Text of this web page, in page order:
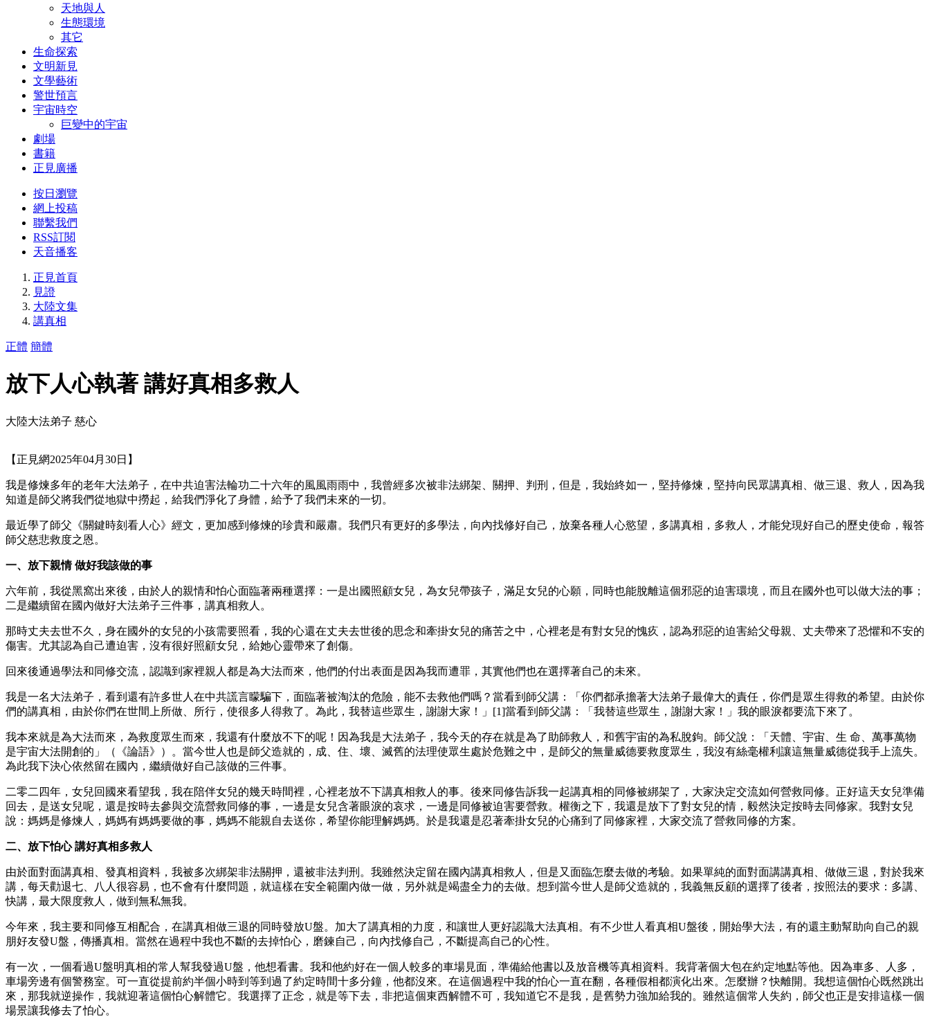
天地與人
生態環境
其它
生命探索
文明新見
文學藝術
警世預言
宇宙時空
巨變中的宇宙
劇場
書籍
正見廣播
按日瀏覽
網上投稿
聯繫我們
RSS訂閱
天音播客
正見首頁
見證
大陸文集
講真相
正體 簡體
放下人心執著 講好真相多救人
大陸大法弟子 慈心
【正見網2025年04月30日】
我是修煉多年的老年大法弟子，在中共迫害法輪功二十六年的風風雨雨中，我曾經多次被非法綁架、關押、判刑，但是，我始終如一，堅持修煉，堅持向民眾講真相、做三退、救人，因為我
知道是師父將我們從地獄中撈起，給我們淨化了身體，給予了我們未來的一切。
最近學了師父《關鍵時刻看人心》經文，更加感到修煉的珍貴和嚴肅。我們只有更好的多學法，向內找修好自己，放棄各種人心慾望，多講真相，多救人，才能兌現好自己的歷史使命，報答
師父慈悲救度之恩。
一、放下親情 做好我該做的事
六年前，我從黑窩出來後，由於人的親情和怕心面臨著兩種選擇：一是出國照顧女兒，為女兒帶孩子，滿足女兒的心願，同時也能脫離這個邪惡的迫害環境，而且在國外也可以做大法的事；
二是繼續留在國內做好大法弟子三件事，講真相救人。
那時丈夫去世不久，身在國外的女兒的小孩需要照看，我的心還在丈夫去世後的思念和牽掛女兒的痛苦之中，心裡老是有對女兒的愧疚，認為邪惡的迫害給父母親、丈夫帶來了恐懼和不安的
傷害。尤其認為自己遭迫害，沒有很好照顧女兒，給她心靈帶來了創傷。
回來後通過學法和同修交流，認識到家裡親人都是為大法而來，他們的付出表面是因為我而遭罪，其實他們也在選擇著自己的未來。
我是一名大法弟子，看到還有許多世人在中共謊言矇騙下，面臨著被淘汰的危險，能不去救他們嗎？當看到師父講：「你們都承擔著大法弟子最偉大的責任，你們是眾生得救的希望。由於你
們的講真相，由於你們在世間上所做、所行，使很多人得救了。為此，我替這些眾生，謝謝大家！」[1]當看到師父講：「我替這些眾生，謝謝大家！」我的眼淚都要流下來了。
我本來就是為大法而來，為救度眾生而來，我還有什麼放不下的呢！因為我是大法弟子，我今天的存在就是為了助師救人，和舊宇宙的為私脫鉤。師父說：「天體、宇宙、生 命、萬事萬物
是宇宙大法開創的」（《論語》）。當今世人也是師父造就的，成、住、壞、滅舊的法理使眾生處於危難之中，是師父的無量威德要救度眾生，我沒有絲毫權利讓這無量威德從我手上流失。
為此我下決心依然留在國內，繼續做好自己該做的三件事。
二零二四年，女兒回國來看望我，我在陪伴女兒的幾天時間裡，心裡老放不下講真相救人的事。後來同修告訴我一起講真相的同修被綁架了，大家決定交流如何營救同修。正好這天女兒準備
回去，是送女兒呢，還是按時去參與交流營救同修的事，一邊是女兒含著眼淚的哀求，一邊是同修被迫害要營救。權衡之下，我還是放下了對女兒的情，毅然決定按時去同修家。我對女兒
說：媽媽是修煉人，媽媽有媽媽要做的事，媽媽不能親自去送你，希望你能理解媽媽。於是我還是忍著牽掛女兒的心痛到了同修家裡，大家交流了營救同修的方案。
二、放下怕心 講好真相多救人
由於面對面講真相、發真相資料，我被多次綁架非法關押，還被非法判刑。我雖然決定留在國內講真相救人，但是又面臨怎麼去做的考驗。如果單純的面對面講講真相、做做三退，對於我來
講，每天勸退七、八人很容易，也不會有什麼問題，就這樣在安全範圍內做一做，另外就是竭盡全力的去做。想到當今世人是師父造就的，我義無反顧的選擇了後者，按照法的要求：多講、
快講，最大限度救人，做到無私無我。
今年來，我主要和同修互相配合，在講真相做三退的同時發放U盤。加大了講真相的力度，和讓世人更好認識大法真相。有不少世人看真相U盤後，開始學大法，有的還主動幫助向自己的親
朋好友發U盤，傳播真相。當然在過程中我也不斷的去掉怕心，磨鍊自己，向內找修自己，不斷提高自己的心性。
有一次，一個看過U盤明真相的常人幫我發過U盤，他想看書。我和他約好在一個人較多的車場見面，準備給他書以及放音機等真相資料。我背著個大包在約定地點等他。因為車多、人多，
車場旁邊有個警務室。可一直從提前約半個小時到等到過了約定時間十多分鐘，他都沒來。在這個過程中我的怕心一直在翻，各種假相都演化出來。怎麼辦？快離開。我想這個怕心既然跳出
來，那我就逆操作，我就迎著這個怕心解體它。我選擇了正念，就是等下去，非把這個東西解體不可，我知道它不是我，是舊勢力強加給我的。雖然這個常人失約，師父也正是安排這樣一個
場景讓我修去了怕心。